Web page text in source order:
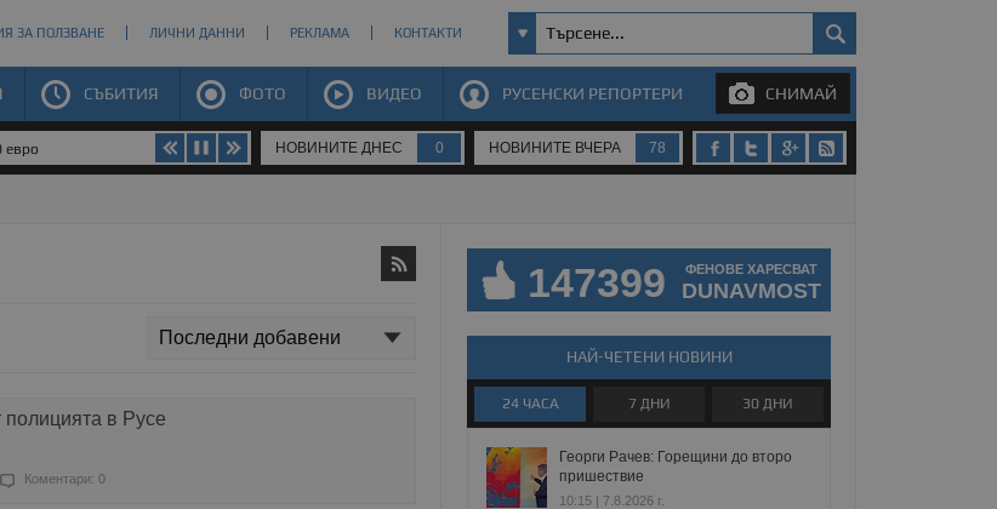
ЗА ПОЛЗВАНЕ ЛИЧНИ ДАННИ РЕКЛАМА КОНТАКТИ
СЪБИТИЯ ФОТО ВИДЕО РУСЕНСКИ РЕПОРТЕРИ СНИМАЙ
евро НОВИНИТЕ ДНЕС 0 НОВИНИТЕ ВЧЕРА 78
в Русе
Коментари: 0
147399 ФЕНОВЕ ХАРЕСВАТ
DUNAVMOST
НАЙ-ЧЕТЕНИ НОВИНИ
24 ЧАСА 7 ДНИ 30 ДНИ
Георги Рачев: Горещини до второ
пришествие
10:15 | 7.8.2026 г.